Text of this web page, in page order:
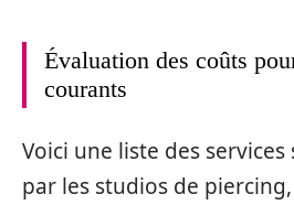
Évaluation des coûts
courants
Voici une liste des
par les studios de